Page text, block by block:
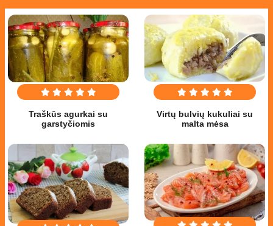
Traškūs agurkai su
garstyčiomis
Virtų bulvių kukuliai su
malta mėsa